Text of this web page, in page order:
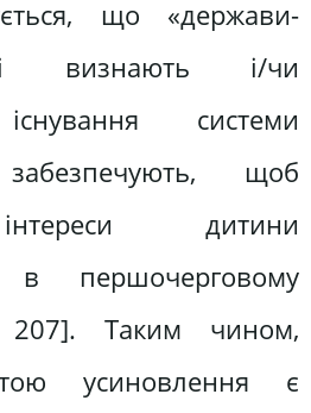
що «держави-
визнають і/чи
системи
щоб
дитини
в першочерговому
207]. Таким чином,
усиновлення є